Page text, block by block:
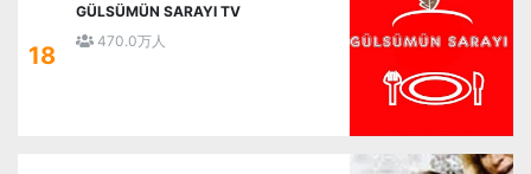
18
GÜLSÜMÜN SARAYI TV
470.0万人